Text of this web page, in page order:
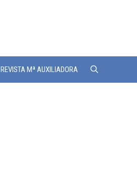
REVISTA Mª AUXILIADORA